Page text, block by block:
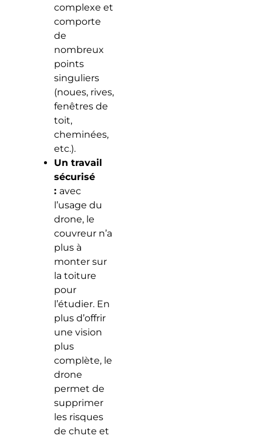
complexe et
comporte
de
nombreux
points
singuliers
(noues, rives,
fenêtres de
toit,
cheminées,
etc.).
Un travail
sécurisé
: avec
l’usage du
drone, le
couvreur n’a
plus à
monter sur
la toiture
pour
l’étudier. En
plus d’offrir
une vision
plus
complète, le
drone
permet de
supprimer
les risques
de chute et